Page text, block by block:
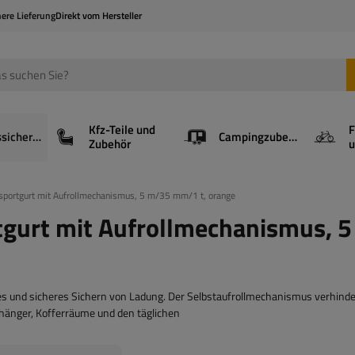
LieferungDirekt vom Hersteller
Ladungssicherung Kfz-Teile und
Zubehör Campingzubehör
mit Aufrollmechanismus, 5 m/35 mm/1 t, orange
mit Aufrollmechanismus, 5
sicheres Sichern von Ladung. Der Selbstaufrollmechanismus
Kofferräume und den täglichen